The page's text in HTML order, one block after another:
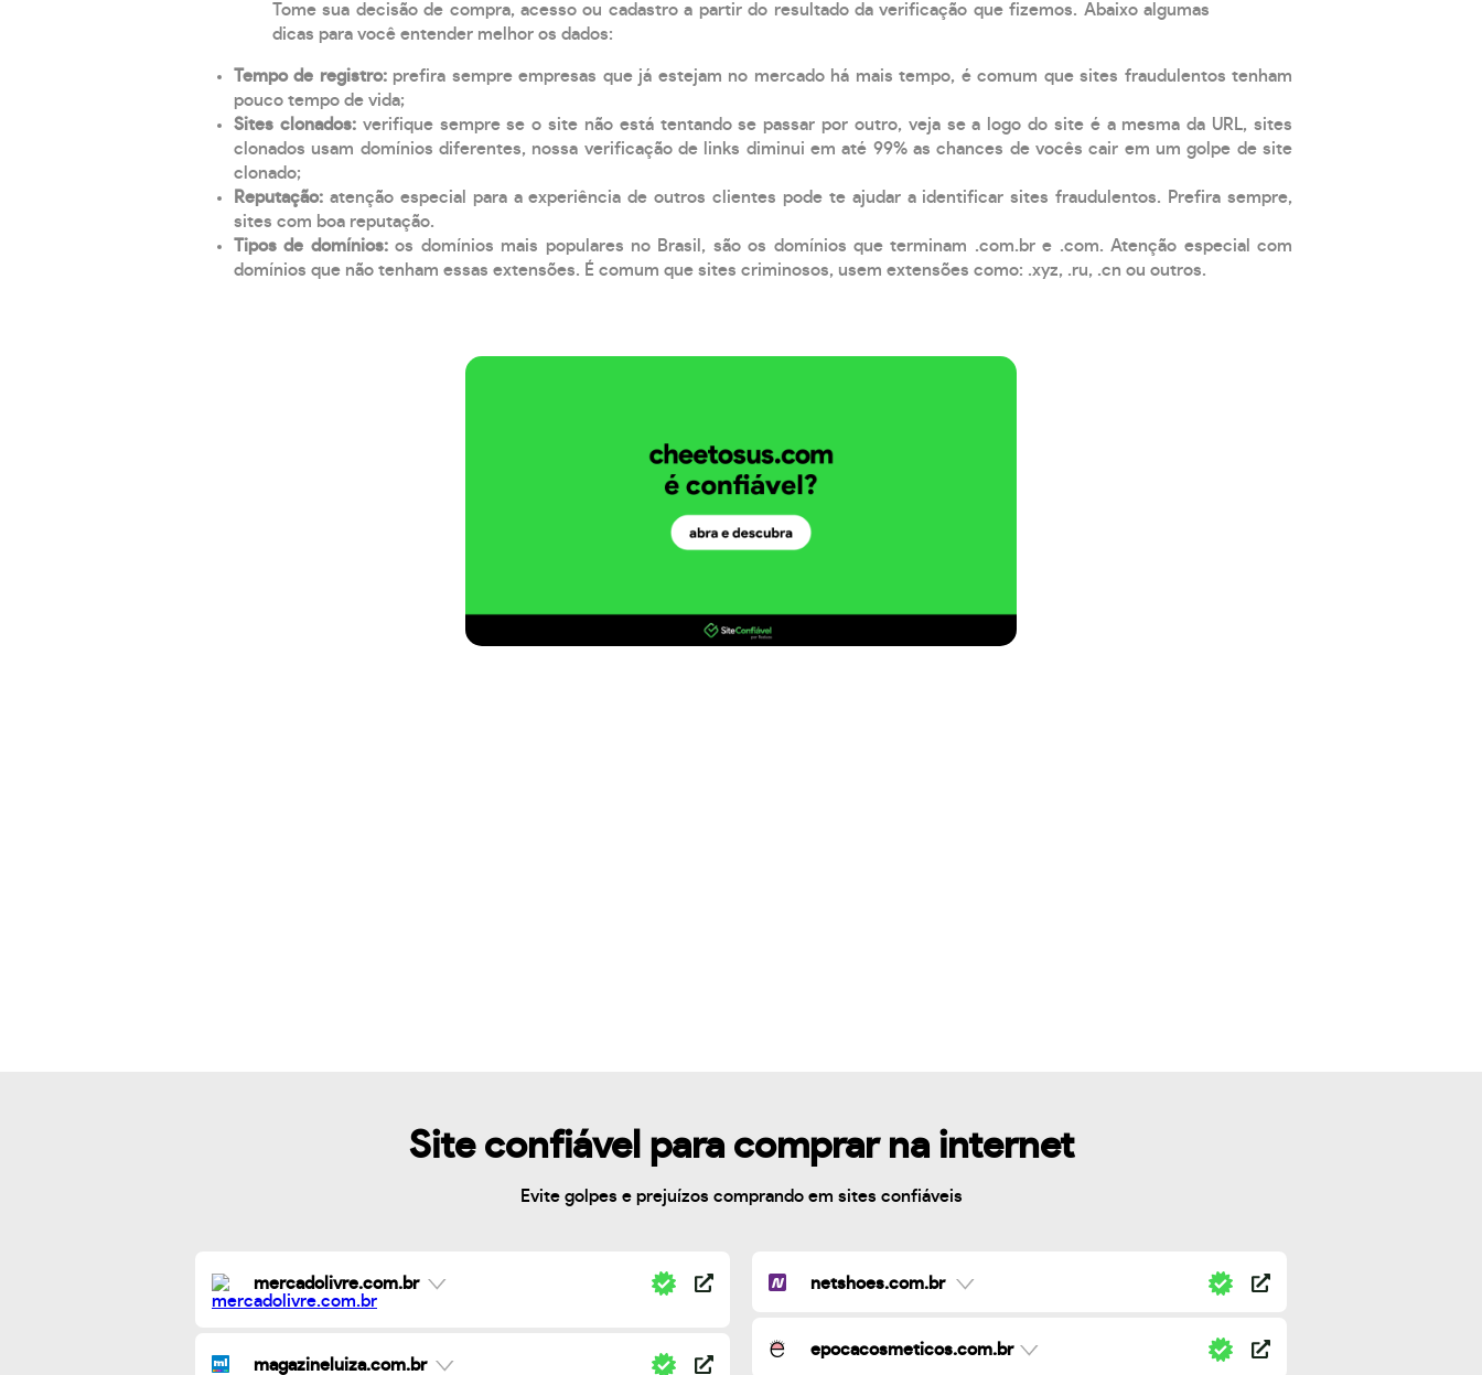
Tome sua decisão de compra, acesso ou cadastro a partir do resultado da verificação que fizemos. Abaixo algumas
dicas para você entender melhor os dados:
Tempo de registro: prefira sempre empresas que já estejam no mercado há mais tempo, é comum que sites fraudulentos tenham
pouco tempo de vida;
Sites clonados: verifique sempre se o site não está tentando se passar por outro, veja se a logo do site é a mesma da URL, sites
clonados usam domínios diferentes, nossa verificação de links diminui em até 99% as chances de vocês cair em um golpe de site
clonado;
Reputação: atenção especial para a experiência de outros clientes pode te ajudar a identificar sites fraudulentos. Prefira sempre,
sites com boa reputação.
Tipos de domínios:os domínios mais populares no Brasil, são os domínios que terminam .com.br e .com. Atenção especial com
domínios que não tenham essas extensões. É comum que sites criminosos, usem extensões como: .xyz, .ru, .cn ou outros.
Site confiável para comprar na internet
Evite golpes e prejuízos comprando em sites confiáveis
mercadolivre.com.br
magazineluiza.com.br
netshoes.com.br
epocacosmeticos.com.br